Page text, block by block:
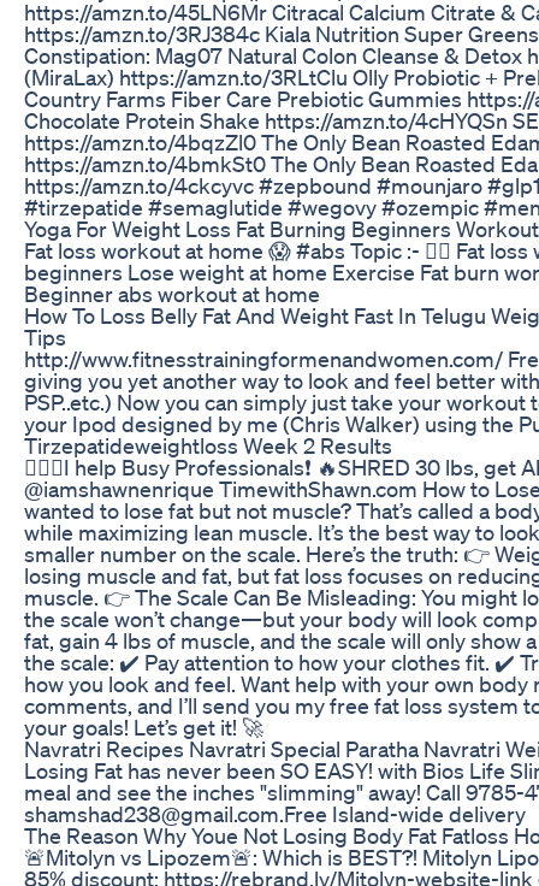
https://amzn.to/45LN6Mr Citracal Calcium Citrate &
https://amzn.to/3RJ384c Kiala Nutrition Super
Constipation: Mag07 Natural Colon Cleanse & Detox
(MiraLax) https://amzn.to/3RLtClu Olly Probiotic +
Country Farms Fiber Care Prebiotic Gummies
Chocolate Protein Shake https://amzn.to/4cHYQSn
https://amzn.to/4bqzZl0 The Only Bean Roasted
https://amzn.to/4bmkSt0 The Only Bean Roasted
https://amzn.to/4ckcyvc #zepbound #mounjaro
#tirzepatide #semaglutide #wegovy #ozempic
Yoga For Weight Loss Fat Burning Beginners
Fat loss workout at home 😱 #abs Topic :- 👍🏻 Fat
beginners Lose weight at home Exercise Fat burn
Beginner abs workout at home
How To Loss Belly Fat And Weight Fast In Telugu
Tips
http://www.fitnesstrainingformenandwomen.com/
giving you yet another way to look and feel better
PSP..etc.) Now you can simply just take your
your Ipod designed by me (Chris Walker) using the
Tirzepatideweightloss Week 2 Results
🏋🏽‍♂️I help Busy Professionals❗️ 🔥SHRED 30 lbs, get
@iamshawnenrique TimewithShawn.com How to
wanted to lose fat but not muscle? That’s called a
while maximizing lean muscle. It’s the best way to
smaller number on the scale. Here’s the truth: 👉
losing muscle and fat, but fat loss focuses on
muscle. 👉 The Scale Can Be Misleading: You might
the scale won’t change—but your body will look
fat, gain 4 lbs of muscle, and the scale will only
the scale: ✔️ Pay attention to how your clothes fit. ✔️
how you look and feel. Want help with your own
comments, and I’ll send you my free fat loss system
your goals! Let’s get it! 🚀
Navratri Recipes Navratri Special Paratha Navratri
Losing Fat has never been SO EASY! with Bios Life
meal and see the inches "slimming" away! Call 9785-
shamshad238@gmail.com.Free Island-wide delivery
The Reason Why Youe Not Losing Body Fat Fatloss
🚨Mitolyn vs Lipozem🚨: Which is BEST?! Mitolyn
85% discount: https://rebrand.ly/Mitolyn-website-link